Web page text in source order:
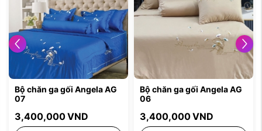
Angela AG
VND
Bộ chăn ga gối Angela AG
3,400,000 VND
Bộ chăn ga
3,400,000